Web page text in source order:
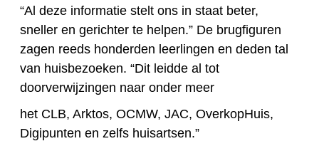
“Al deze informatie stelt ons in staat beter,
sneller en gerichter te helpen.” De brugfiguren
zagen reeds honderden leerlingen en deden tal
van huisbezoeken. “Dit leidde al tot
doorverwijzingen naar onder meer
het CLB, Arktos, OCMW, JAC, OverkopHuis,
Digipunten en zelfs huisartsen.”